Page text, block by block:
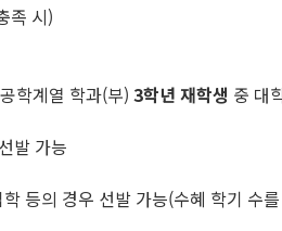
족 시)
학계열 학과(부) 3학년 재학생 중 대
발 가능
등의 경우 선발 가능(수혜 학기 수